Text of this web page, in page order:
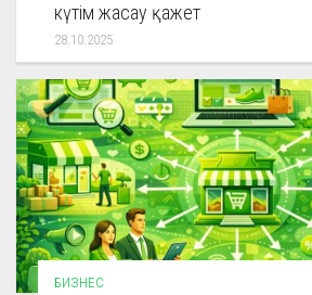
күтім жасау қажет
28.10.2025
БИЗНЕС